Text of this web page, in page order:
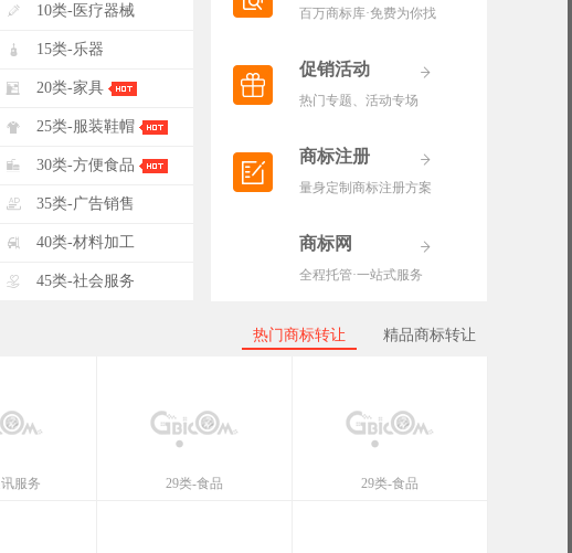
* 10类-医疗器械
/ 15类-乐器
4 20类-家具
9 25类-服装鞋帽
> 30类-方便食品
C 35类-广告销售
H 40类-材料加工
M 45类-社会服务
百万商标库·免费为你找
促销活动
热门专题、活动专场
商标注册
量身定制商标注册方案
商标网
全程托管·一站式服务
热门商标转让 精品商标转让
服务 29类-食品 29类-食品